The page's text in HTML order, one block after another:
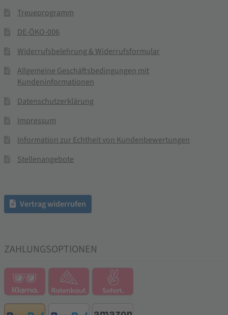
Treueprogramm
DE-ÖKO-006
Widerrufsbelehrung & Widerrufsformular
Allgemeine Geschäftsbedingungen mit
Kundeninformationen
Datenschutzerklärung
Impressum
Information zur Echtheit von Kundenbewertungen
Stellenangebote
Vertrag widerrufen
ZAHLUNGSOPTIONEN